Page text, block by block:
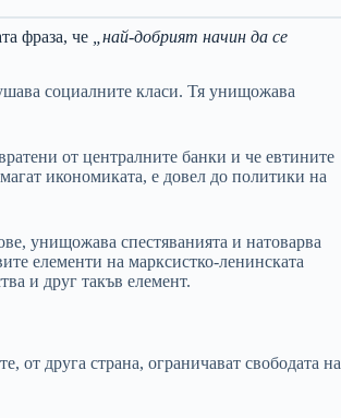
фраза, че
„най-добрият начин да се
социалните класи. Тя унищожава
от централните банки и че евтините
икономиката, е довел до политики на
унищожава спестяванията и натоварва
елементи на марксистко-ленинската
и друг такъв елемент.
от друга страна, ограничават свободата на